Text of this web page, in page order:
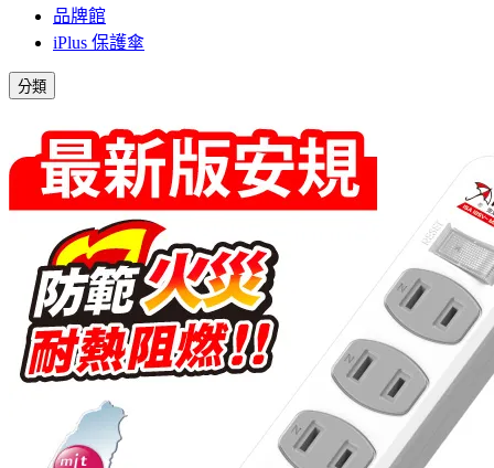
品牌館
iPlus 保護傘
分類